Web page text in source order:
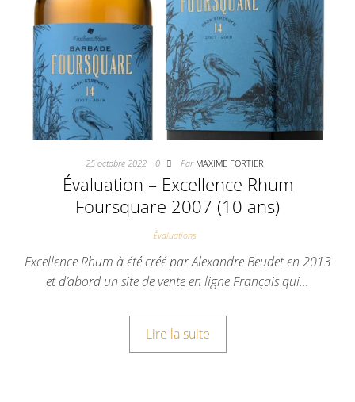
25 octobre 2022 0 Par MAXIME FORTIER
Évaluation – Excellence Rhum
Foursquare 2007 (10 ans)
Évaluations
Excellence Rhum à été créé par Alexandre Beudet en 2013
et d’abord un site de vente en ligne Français qui…
Lire la suite